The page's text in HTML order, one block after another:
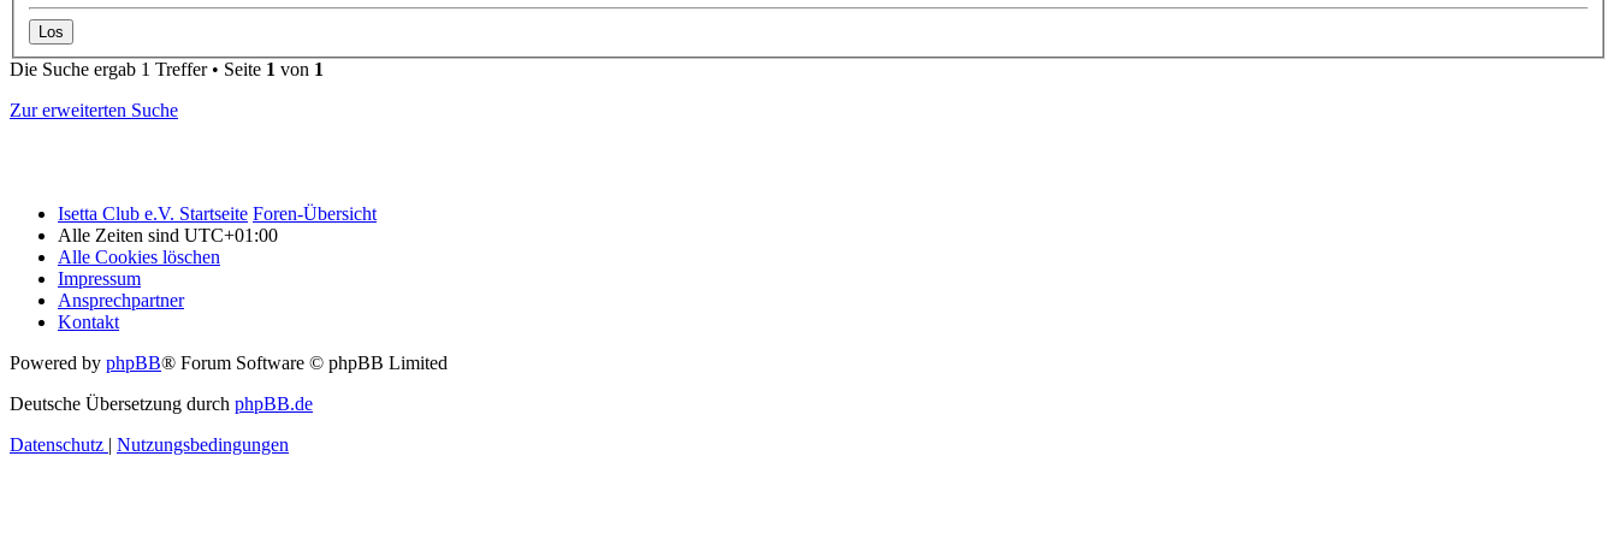
Die Suche ergab 1 Treffer • Seite 1 von 1
Zur erweiterten Suche
Isetta Club e.V. Startseite Foren-Übersicht
Alle Zeiten sind UTC+01:00
Alle Cookies löschen
Impressum
Ansprechpartner
Kontakt
Powered by phpBB® Forum Software © phpBB Limited
Deutsche Übersetzung durch phpBB.de
Datenschutz
Nutzungsbedingungen